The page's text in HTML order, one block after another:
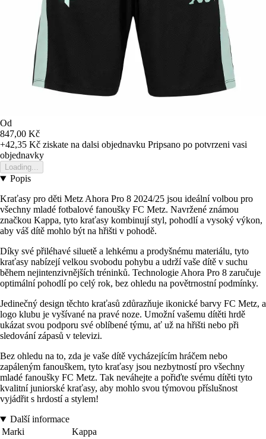
Od
847,00 Kč
+42,35 Kč ziskate na dalsi objednavku Pripsano po potvrzeni vasi
objednavky
Loading...
Popis
Kraťasy pro děti Metz Ahora Pro 8 2024/25 jsou ideální volbou pro
všechny mladé fotbalové fanoušky FC Metz. Navržené známou
značkou Kappa, tyto kraťasy kombinují styl, pohodlí a vysoký výkon,
aby váš dítě mohlo být na hřišti v pohodě.
Díky své přiléhavé siluetě a lehkému a prodyšnému materiálu, tyto
kraťasy nabízejí velkou svobodu pohybu a udrží vaše dítě v suchu
během nejintenzivnějších tréninků. Technologie Ahora Pro 8 zaručuje
optimální pohodlí po celý rok, bez ohledu na povětrnostní podmínky.
Jedinečný design těchto kraťasů zdůrazňuje ikonické barvy FC Metz, a
logo klubu je vyšívané na pravé noze. Umožní vašemu dítěti hrdě
ukázat svou podporu své oblíbené týmu, ať už na hřišti nebo při
sledování zápasů v televizi.
Bez ohledu na to, zda je vaše dítě vycházejícím hráčem nebo
zapáleným fanouškem, tyto kraťasy jsou nezbytností pro všechny
mladé fanoušky FC Metz. Tak neváhejte a pořiďte svému dítěti tyto
kvalitní juniorské kraťasy, aby mohlo svou týmovou příslušnost
vyjádřit s hrdostí a stylem!
Další informace
Marki
Kappa